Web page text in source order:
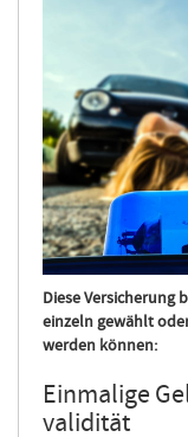
Diese Versicherung
einzeln gewählt
werden können:
Einmalige
validität